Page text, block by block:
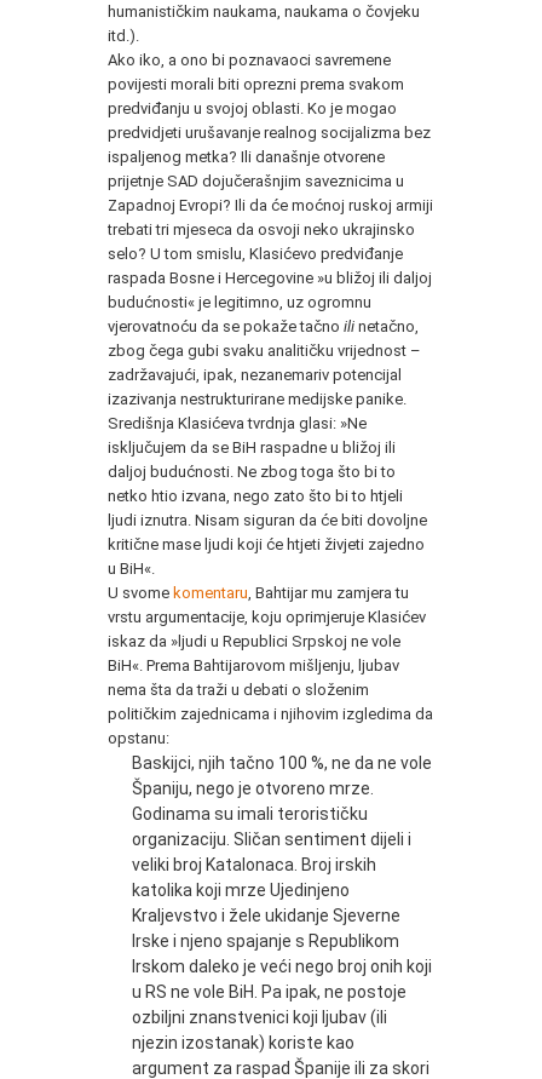
humanističkim naukama, naukama o čovjeku
itd.).
Ako iko, a ono bi poznavaoci savremene
povijesti morali biti oprezni prema svakom
predviđanju u svojoj oblasti. Ko je mogao
predvidjeti urušavanje realnog socijalizma bez
ispaljenog metka? Ili današnje otvorene
prijetnje SAD dojučerašnjim saveznicima u
Zapadnoj Evropi? Ili da će moćnoj ruskoj armiji
trebati tri mjeseca da osvoji neko ukrajinsko
selo? U tom smislu, Klasićevo predviđanje
raspada Bosne i Hercegovine »u bližoj ili daljoj
budućnosti« je legitimno, uz ogromnu
vjerovatnoću da se pokaže tačno ili netačno,
zbog čega gubi svaku analitičku vrijednost –
zadržavajući, ipak, nezanemariv potencijal
izazivanja nestrukturirane medijske panike.
Središnja Klasićeva tvrdnja glasi: »Ne
isključujem da se BiH raspadne u bližoj ili
daljoj budućnosti. Ne zbog toga što bi to
netko htio izvana, nego zato što bi to htjeli
ljudi iznutra. Nisam siguran da će biti dovoljne
kritične mase ljudi koji će htjeti živjeti zajedno
u BiH«.
U svome komentaru , Bahtijar mu zamjera tu
vrstu argumentacije, koju oprimjeruje Klasićev
iskaz da »ljudi u Republici Srpskoj ne vole
BiH«. Prema Bahtijarovom mišljenju, ljubav
nema šta da traži u debati o složenim
političkim zajednicama i njihovim izgledima da
opstanu:
Baskijci, njih tačno 100 %, ne da ne vole
Španiju, nego je otvoreno mrze.
Godinama su imali terorističku
organizaciju. Sličan sentiment dijeli i
veliki broj Katalonaca. Broj irskih
katolika koji mrze Ujedinjeno
Kraljevstvo i žele ukidanje Sjeverne
Irske i njeno spajanje s Republikom
Irskom daleko je veći nego broj onih koji
u RS ne vole BiH. Pa ipak, ne postoje
ozbiljni znanstvenici koji ljubav (ili
njezin izostanak) koriste kao
argument za raspad Španije ili za skori